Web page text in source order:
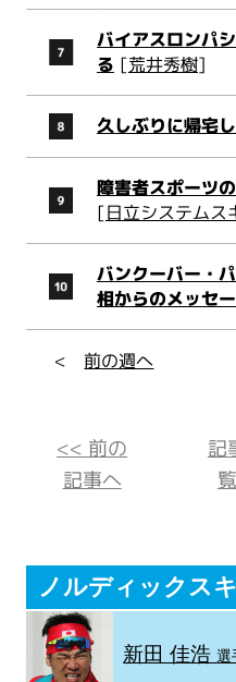
バイアスロンパ
る [荒井秀樹]
久しぶりに帰宅
障害者スポーツ
[日立システムス
バンクーバー・
相からのメッセ
<前の週へ
<< 前の
記事へ
記
ノルディックス
新田 佳浩選